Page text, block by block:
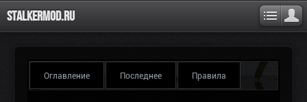
Stalkermod.ru
Оглавление Последнее Правила